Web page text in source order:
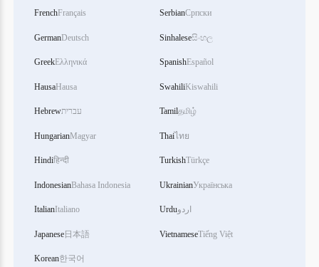
FrenchFrançais
GermanDeutsch
GreekΕλληνικά
HausaHausa
Hebrewעברית
HungarianMagyar
Hindiहिन्दी
IndonesianBahasa Indonesia
ItalianItaliano
Japanese日本語
Korean한국어
SerbianСрпски
Sinhaleseසිංහල
SpanishEspañol
SwahiliKiswahili
Tamilதமிழ்
Thaiไทย
TurkishTürkçe
UkrainianУкраїнська
Urduاردو
VietnameseTiếng Việt